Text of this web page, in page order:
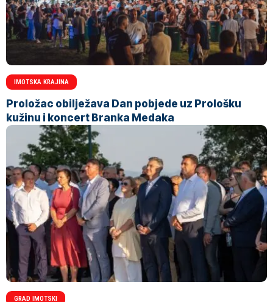
IMOTSKA KRAJINA
Proložac obilježava Dan pobjede uz Prološku
kužinu i koncert Branka Medaka
GRAD IMOTSKI